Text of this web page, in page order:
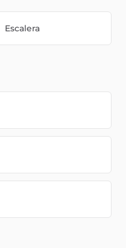
Escalera